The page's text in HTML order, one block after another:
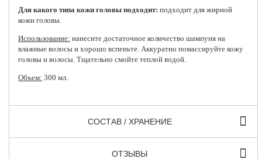
Для какого типа кожи головы подходит: подходит для жирной
кожи головы.
Использование: нанесите достаточное количество шампуня на
влажные волосы и хорошо вспеньте. Аккуратно помассируйте кожу
головы и волосы. Тщательно смойте теплой водой.
Объем: 300 мл.
СОСТАВ / ХРАНЕНИЕ
ОТЗЫВЫ